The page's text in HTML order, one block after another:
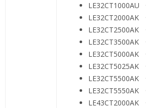
LE32CT1000AU
LE32CT2000AK
LE32CT2500AK
LE32CT3500AK
LE32CT5000AK
LE32CT5025AK
LE32CT5500AK
LE32CT5550AK
LE43CT2000AK